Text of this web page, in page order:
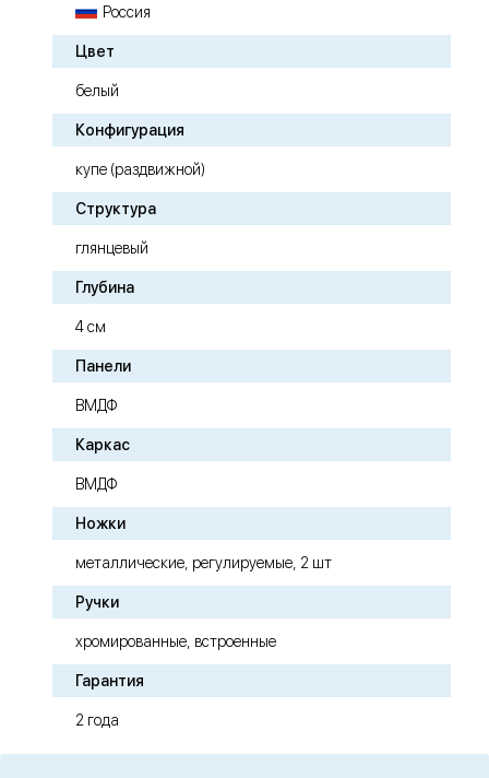
Россия
Цвет
белый
Конфигурация
купе (раздвижной)
Структура
глянцевый
Глубина
4 см
Панели
ВМДФ
Каркас
ВМДФ
Ножки
металлические, регулируемые, 2 шт
Ручки
хромированные, встроенные
Гарантия
2 года